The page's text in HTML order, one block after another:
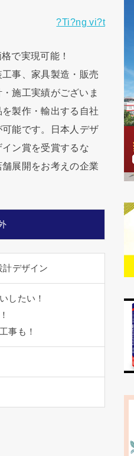
?Ti?ng vi?t
で実現可能！
事、家具製造・販売
施工実績がございま
製作・輸出する自社
能です。日本人デザ
ン賞を受賞するな
展開をお考えの企業
デザイン
したい！
事も！